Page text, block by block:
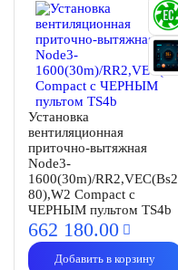
Установка
вентиляционная
приточно-вытяжная
Node3-
1600(30m)/RR2,VEC(Bs2
80),W2 Compact с
ЧЕРНЫМ пультом TS4b
662 180.00
Добавить в корзину